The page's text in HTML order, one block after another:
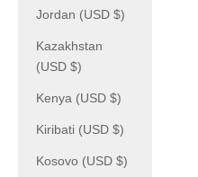
Jordan (USD $)
Kazakhstan
(USD $)
Kenya (USD $)
Kiribati (USD $)
Kosovo (USD $)